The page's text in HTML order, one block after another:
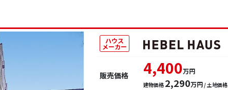
ハウス
メーカー
販売価格 4,400万円
建物価格 2,290万円 / 土地価格